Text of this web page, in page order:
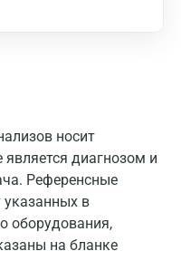
носит
диагнозом и
Референсные
указанных в
оборудования,
на бланке